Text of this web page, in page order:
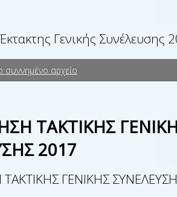
Γενικής Συνέλευσης
συννημένο αρχείο
ΤΑΚΤΙΚΗΣ
2017
ΓΕΝΙΚΗΣ